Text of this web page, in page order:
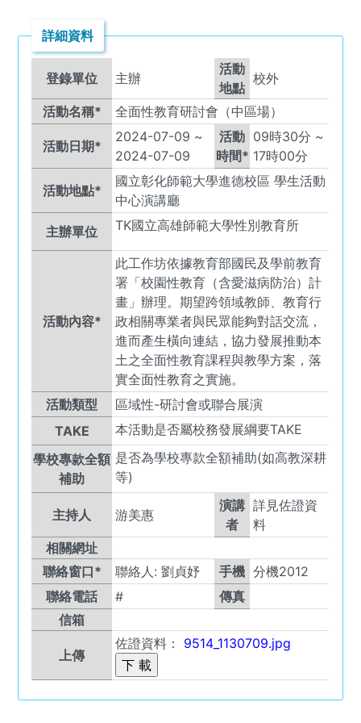
詳細資料
登錄單位 主辦
活動
地點
校外
活動名稱* 全面性教育研討會（中區場）
活動日期*
2024-07-09 ~
2024-07-09
活動
時間*
09時30
分 ~
17時00分
活動地點*
國立彰化師範大學進德校區 學生活動
中心演講廳
主辦單位
TK國立高雄師範大學性別教育所
活動內容*
此工作坊依據教育部國民及學前教育
署「校園性教育（含愛滋病防治）計
畫」辦理。期望跨領域教師、教育行
政相關專業者與民眾能夠對話交流，
進而產生橫向連結，協力發展推動本
土之全面性教育課程與教學方案，落
實全面性教育之實施。
活動類型
區域性-研討會或聯合展演
TAKE
本活動是否屬校務發展綱要TAKE
學校專款全額
補助
是否為學校專款全額補助(如高教深耕
等)
主持人 游美惠
演講
者
詳見佐證資
料
相關網址
聯絡窗口*
聯絡人: 劉貞妤 手機 分機2012
聯絡電話
#
傳真
信箱
上傳
佐證資料： 9514_1130709.jpg